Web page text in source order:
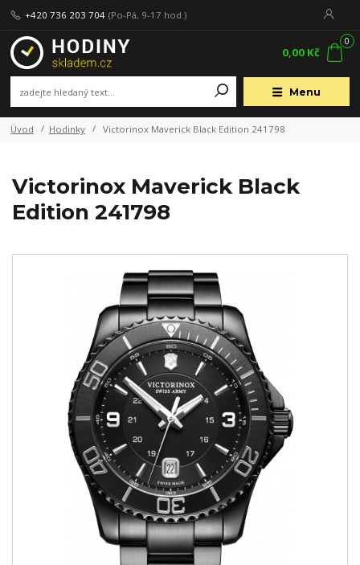
Menu
+420 736 203 704 (Po-Pá, 9-17 hod.)
0
0,00 Kč
Úvod Hodinky Victorinox Maverick Black Edition 241798
Victorinox Maverick Black
Edition 241798